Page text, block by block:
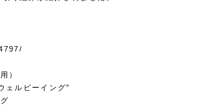
）
ェルビーイング”